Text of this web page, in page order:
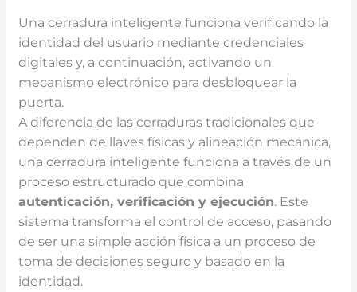
Una cerradura inteligente funciona verificando la
identidad del usuario mediante credenciales
digitales y, a continuación, activando un
mecanismo electrónico para desbloquear la
puerta.
A diferencia de las cerraduras tradicionales que
dependen de llaves físicas y alineación mecánica,
una cerradura inteligente funciona a través de un
proceso estructurado que combina
autenticación, verificación y ejecución. Este
sistema transforma el control de acceso, pasando
de ser una simple acción física a un proceso de
toma de decisiones seguro y basado en la
identidad.